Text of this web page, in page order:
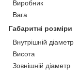
Виробник
Вага
Габаритні розміри
Внутрішній діаметр
Висота
Зовнішній діаметр